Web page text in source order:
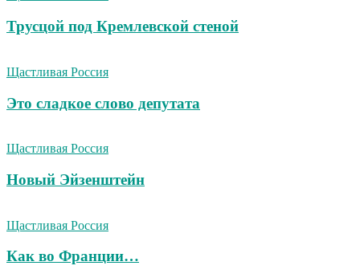
Трусцой под Кремлевской стеной
Щастливая Россия
Это сладкое слово депутата
Щастливая Россия
Новый Эйзенштейн
Щастливая Россия
Как во Франции…